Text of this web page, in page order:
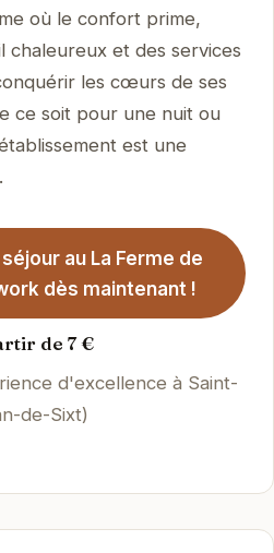
où le confort prime,
chaleureux et des services
les cœurs de ses
ce soit pour une nuit ou
est une
au La Ferme de
dès maintenant !
de 7 €
d'excellence à Saint-
de-Sixt)